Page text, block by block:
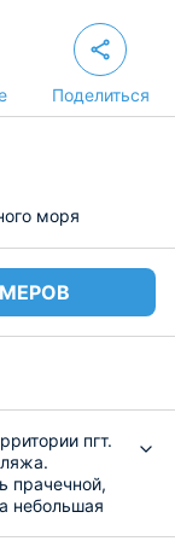
Поделиться
моря
пгт.
прачечной,
небольшая